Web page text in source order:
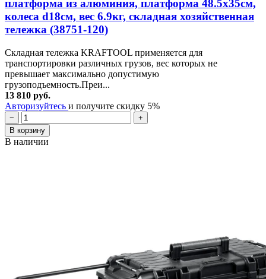
платформа из алюминия, платформа 48.5х35см,
колеса d18см, вес 6.9кг, складная хозяйственная
тележка (38751-120)
Складная тележка KRAFTOOL применяется для
транспортировки различных грузов, вес которых не
превышает максимально допустимую
грузоподъемность.Преи...
13 810 руб.
Авторизуйтесь и получите скидку 5%
−
+
В корзину
В наличии